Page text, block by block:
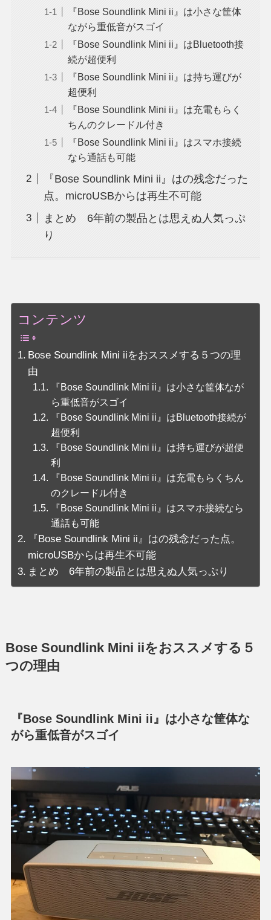
『Bose Soundlink Mini ii』は小さな筐体
ながら重低音がスゴイ
『Bose Soundlink Mini ii』はBluetooth接
続が超便利
『Bose Soundlink Mini ii』は持ち運びが
超便利
『Bose Soundlink Mini ii』は充電もらく
ちんのクレードル付き
『Bose Soundlink Mini ii』はスマホ接続
なら通話も可能
『Bose Soundlink Mini ii』はの残念だった
点。microUSBからは再生不可能
まとめ 6年前の製品とは思えぬ人気っぷ
り
コンテンツ
Bose Soundlink Mini iiをおススメする５つの理
由
『Bose Soundlink Mini ii』は小さな筐体なが
ら重低音がスゴイ
『Bose Soundlink Mini ii』はBluetooth接続が
超便利
『Bose Soundlink Mini ii』は持ち運びが超便
利
『Bose Soundlink Mini ii』は充電もらくちん
のクレードル付き
『Bose Soundlink Mini ii』はスマホ接続なら
通話も可能
『Bose Soundlink Mini ii』はの残念だった点。
microUSBからは再生不可能
まとめ 6年前の製品とは思えぬ人気っぷり
Bose Soundlink Mini iiをおススメする５
つの理由
『Bose Soundlink Mini ii』は小さな筐体な
がら重低音がスゴイ